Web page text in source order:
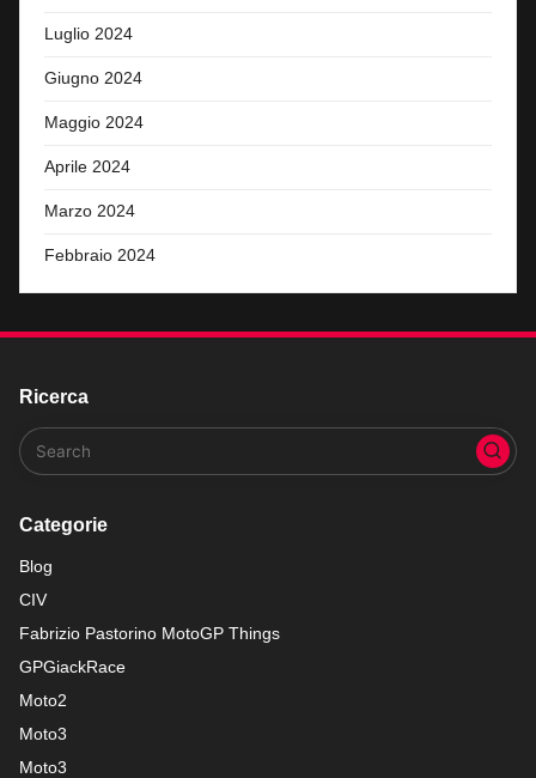
Luglio 2024
Giugno 2024
Maggio 2024
Aprile 2024
Marzo 2024
Febbraio 2024
Ricerca
Categorie
Blog
CIV
Fabrizio Pastorino MotoGP Things
GPGiackRace
Moto2
Moto3
Moto3